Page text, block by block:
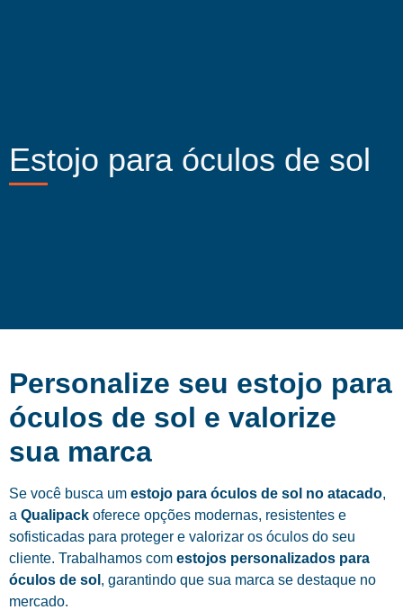
Estojo para óculos de sol
Personalize seu estojo para
óculos de sol e valorize
sua marca
Se você busca um estojo para óculos de sol no atacado,
a Qualipack oferece opções modernas, resistentes e
sofisticadas para proteger e valorizar os óculos do seu
cliente. Trabalhamos com estojos personalizados para
óculos de sol , garantindo que sua marca se destaque no
mercado.